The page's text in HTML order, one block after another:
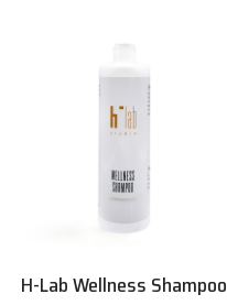
H-Lab Wellness Shampoo